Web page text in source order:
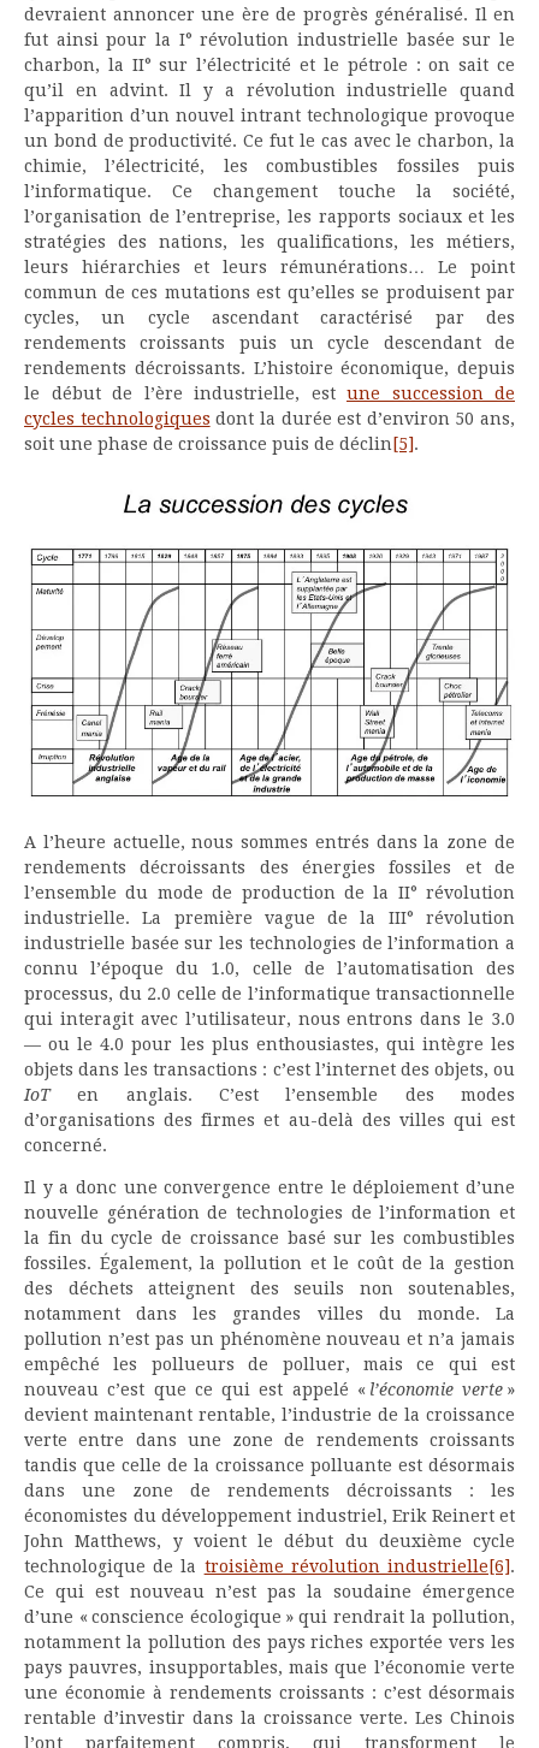
devraient annoncer une ère de progrès généralisé. Il en
fut ainsi pour la I° révolution industrielle basée sur le
charbon, la II° sur l’électricité et le pétrole : on sait ce
qu’il en advint. Il y a révolution industrielle quand
l’apparition d’un nouvel intrant technologique provoque
un bond de productivité. Ce fut le cas avec le charbon, la
chimie, l’électricité, les combustibles fossiles puis
l’informatique. Ce changement touche la société,
l’organisation de l’entreprise, les rapports sociaux et les
stratégies des nations, les qualifications, les métiers,
leurs hiérarchies et leurs rémunérations… Le point
commun de ces mutations est qu’elles se produisent par
cycles, un cycle ascendant caractérisé par des
rendements croissants puis un cycle descendant de
rendements décroissants. L’histoire économique, depuis
le début de l’ère industrielle, est une succession de
cycles technologiques dont la durée est d’environ 50 ans,
soit une phase de croissance puis de déclin [5].
A l’heure actuelle, nous sommes entrés dans la zone de
rendements décroissants des énergies fossiles et de
l’ensemble du mode de production de la II° révolution
industrielle. La première vague de la III° révolution
industrielle basée sur les technologies de l’information a
connu l’époque du 1.0, celle de l’automatisation des
processus, du 2.0 celle de l’informatique transactionnelle
qui interagit avec l’utilisateur, nous entrons dans le 3.0
— ou le 4.0 pour les plus enthousiastes, qui intègre les
objets dans les transactions : c’est l’internet des objets, ou
IoTen anglais. C’est l’ensemble des modes
d’organisations des firmes et au-delà des villes qui est
concerné.
Il y a donc une convergence entre le déploiement d’une
nouvelle génération de technologies de l’information et
la fin du cycle de croissance basé sur les combustibles
fossiles. Également, la pollution et le coût de la gestion
des déchets atteignent des seuils non soutenables,
notamment dans les grandes villes du monde. La
pollution n’est pas un phénomène nouveau et n’a jamais
empêché les pollueurs de polluer, mais ce qui est
nouveau c’est que ce qui est appelé « l’économie verte »
devient maintenant rentable, l’industrie de la croissance
verte entre dans une zone de rendements croissants
tandis que celle de la croissance polluante est désormais
dans une zone de rendements décroissants : les
économistes du développement industriel, Erik Reinert et
John Matthews, y voient le début du deuxième cycle
technologique de la troisième révolution industrielle [6].
Ce qui est nouveau n’est pas la soudaine émergence
d’une « conscience écologique » qui rendrait la pollution,
notamment la pollution des pays riches exportée vers les
pays pauvres, insupportables, mais que l’économie verte
une économie à rendements croissants : c’est désormais
rentable d’investir dans la croissance verte. Les Chinois
l’ont parfaitement compris, qui transforment le